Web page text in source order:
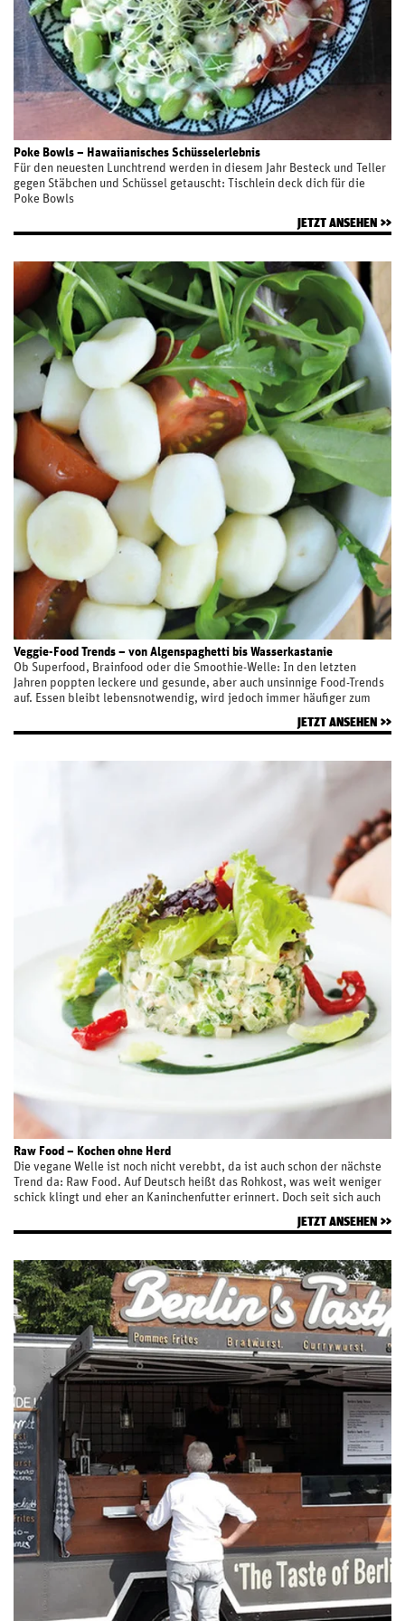
Poke Bowls – Hawaiianisches Schüsselerlebnis
Für den neuesten Lunchtrend werden in diesem Jahr Besteck und Teller
gegen Stäbchen und Schüssel getauscht: Tischlein deck dich für die
Poke Bowls
JETZT ANSEHEN
Veggie-Food Trends – von Algenspaghetti bis Wasserkastanie
Ob Superfood, Brainfood oder die Smoothie-Welle: In den letzten
Jahren poppten leckere und gesunde, aber auch unsinnige Food-Trends
auf. Essen bleibt lebensnotwendig, wird jedoch immer häufiger zum
sogar inspirieren. Die große Frage unter Insidern: Was erwartet uns in
Metzgerei Der Vegetarische Metzger. Altes Gemüse neu entdeckt: der
eine alte Gemüseart. Seinen Namen verdankt das Blattgewächs seiner
zubereitet werden. Der große Unterschied besteht darin, dass die
Früchte mitgekocht und gegessen werden können. Vegane Insider-
Foodies haben dieses wiederentdeckte Gemüse bereits auf dem
Speiseplan. Der Fruchtspinat bietet eine große Bandbreite an
Variationsmöglichkeiten: vom Erdbeerspinat-Omelett bis hin zur
grünen Ergänzung für den Salat, auf dem Burger, im Smoothie oder im
leckeren Sandwich. Es gibt viele Möglichkeiten, dieses leckere
traditionelle Gemüse zu nutzen. Aroma für Salat und Gemüsepfanne:
die Wasserkastanie In China und Nordamerika ist es aus dem dortigen
kulinarischen Spektrum nicht wegzudenken, bei uns hingegen ist die
Wasserkastanie noch relativ unbekannt. Dabei handelt es sich
tatsächlich um eine Frucht, trotz ihres Namens hat sie jedoch keinerlei
Ähnlichkeit mit der Marone. Ob für den Salat oder in der
Gemüsepfanne: Wasserkastanien eignen sich sehr gut zum Kochen, da
sie auch nach einer längeren Garzeit ihr Aroma nicht verlieren. Sie sind
reich an Kohlenhydraten, Kalium, Eisen und Vitamin B. In Sachen
geschält, das weiße, knackige Fleisch hat einen süßlichen Geschmack.
Die aus China stammende Frucht bietet eine leckere Ergänzung in
Salaten. Das Beste von Bienen: Blütenpollen Pilze sammeln im Herbst
und Blütenpollen im Frühling? Das könnte der neue Trend werden.
Während sie von Blüte zu Blüte fliegen, sammeln Bienen nicht nur
Nektar, sondern auch Blütenpollen. Diese tragen sie in kleinen
Pollenkörbchen an ihren Hinterbeinen. Gewonnen werden die gelben
Kügelchen auf besondere Art: Wenn die Biene auf dem Heimweg vom
Sammeln durch ein grobmaschiges Lochgitter fliegt, werden die
Körbchen dabei abgestreift. Der Imker sammelt und trocknet sie. Je
Blütenpollen – manche schmecken herb, andere süß. Blütenpollen sind
reich an Mineralstoffen, Spurenelementen, Enzymen und Vitaminen und
enthalten sogar natürliche Antibiotika und Antioxidantien. Als
Alternative zu Chia-Samen können Blütenpollen jetzt das morgendliche
Müsli, Smoothies und Backwaren aufpeppen. Schlank und gesund:
Avocadokernpulver Die wunderschöne grüne Frucht hat in den letzten
Jahren viele Fans gewonnen: Man denke nur an Avocados auf dem Bagel
und in Sandwiches sowie die berüchtigte Avocado-Bowl. Das
südamerikanische Gewächs gibt es in vielen Variationen und ist auf
dem Teller der meisten Vegetarier nicht mehr wegzudenken. Doch folgt
eine neue Kreation der exotischen Frucht: Avocadokernpulver. Wie der
Kern ist das Pulver braun und enthält dessen wertvolle Inhaltsstoffe,
etwa den hohen Vitamin-B6-Gehalt. Ob im Tee, im Smoothie oder über
den Salat gestreut – es gibt viele Möglichkeiten, es zu kombinieren und
das Beste daran ist: Der pulverige Kern trägt zum Fettabbau bei.
Hübsch, lecker, gesund und es macht auch noch schlank. Schrumpelig
ist sexy: Misfits Gemüse Krumm und schief gewachsen und schon landet
das Gemüse auf dem Müll. Bereits bei der Ernte werden 30 bis 40
Prozent des Gemüses in den Abfall geworfen, dabei steht es in
Geschmack und Nährstoffen seinen makellosen Artgenossen in nichts
nach. Diese unperfekten Exemplare haben einen ganz besonderen
Namen: Misfits. Sie passen einfach nicht ins Hochglanz-Schema der
Händler. Nach „Bio“ und „Lokal/Regional“ folgt nun der Trend
JETZT ANSEHEN
Raw Food – Kochen ohne Herd
Die vegane Welle ist noch nicht verebbt, da ist auch schon der nächste
Trend da: Raw Food. Auf Deutsch heißt das Rohkost, was weit weniger
schick klingt und eher an Kaninchenfutter erinnert. Doch seit sich auch
gilt sie als hip und weckt zunehmend das Interesse vieler Köche.
von heute ist innovativ, vielseitig und durchaus Fine-dining-tauglich.
Zur Zubereitung von Raw Food braucht man keinen Herd. Alles, was bei
über 46°C gekocht, gebraten oder gedünstet wurde, verliert den Raw
Food-Status. Manche Rohkostfans setzen die Grenze schon bei 42°C.
Ebenso tabu: verarbeitete Lebensmittel. Ansonsten sind Rohköstler ein
bunt gemischtes Völkchen. Ein großer Teil lebt vegan und hält sich an
Obst, Gemüse, Salate, Kräuter, Samen, Kerne, Sprossen und Gewürze,
stets von bester Qualität. Andere essen auch Honig und Fisch sowie
unbehandelte Milchprodukte, wieder andere nehmen zusätzlich rohes
Fleisch und Eier in ihren Speiseplan auf. Überzeugte Rohköstler
glauben, dass hitzebehandeltes Essen „tot“ ist, und nur frische,
unbehandelte, unverarbeitete und nicht konservierte Nahrungsmittel
ein Maximum an Vitalstoffen bieten, die den Körper fit und jung halten,
ja, sogar von manchem Leiden befreien können. Das heißt nicht, dass
alle Speisen wirklich roh auf den Tisch kommen. Nüsse, Kartoffeln, Pilze
und Samen roh zu essen, wäre auch nicht immer bekömmlich.
Zahlreiche Zubereitungstechniken alternativ zum Herd machen die
neue Raw Food-Küche überraschend vielfältig. So wird gemixt, püriert,
gepresst, gehackt, gedörrt, mariniert, gekeimt, fermentiert oder
eingefroren; stets unter der Devise, bei der Weiterverarbeitung
jeglichen Enzym- und Nährstoffverlust zu vermeiden. Die Fülle an rohen
Zutaten, darunter auch Algen und Superfoods, verbunden mit der
passenden Verarbeitungstechnik, setzen neue Kreativität frei und
weitet den Blick auf eine neue Definition des Kochens. Rohkost sei
JETZT ANSEHEN